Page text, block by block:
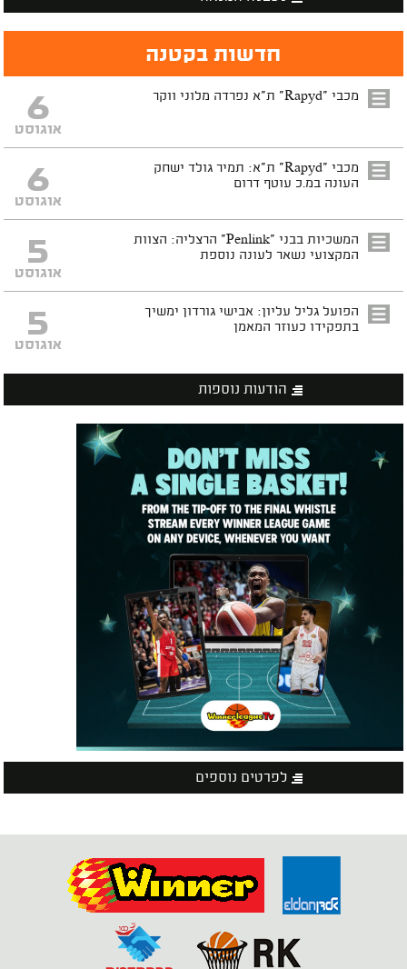
חדשות בקטנה
מכבי "Rapyd" ת"א נפרדה מלוני ווקר 6
אוגוסט
מכבי "Rapyd" ת"א: תמיר גולד ישחק
העונה במ.כ עוטף דרום
6
אוגוסט
המשכיות בבני "Penlink" הרצליה: הצוות
המקצועי נשאר לעונה נוספת
5
אוגוסט
הפועל גליל עליון: אבישי גורדון ימשיך
בתפקידו כעוזר המאמן
5
אוגוסט
הודעות נוספות
לפרטים נוספים